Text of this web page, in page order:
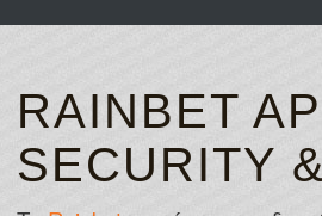
RAINBET
SECURITY